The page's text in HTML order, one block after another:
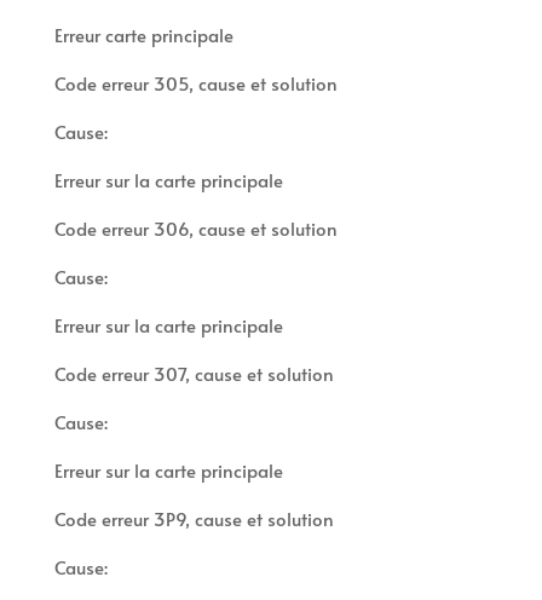
Erreur carte principale
Code erreur 305, cause et solution
Cause:
Erreur sur la carte principale
Code erreur 306, cause et solution
Cause:
Erreur sur la carte principale
Code erreur 307, cause et solution
Cause:
Erreur sur la carte principale
Code erreur 3P9, cause et solution
Cause: